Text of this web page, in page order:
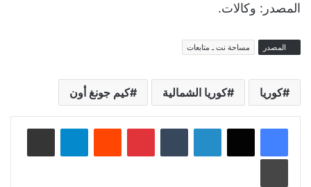
المصدر: وكالات.
المصدر مساحة نت ـ متابعات
كوريا كوريا الشمالية كيم جونغ أون
لينكدإن بينتيريست